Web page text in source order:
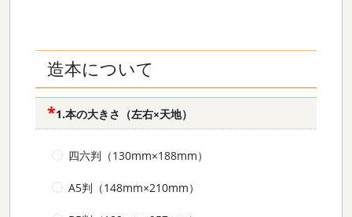
造本について
1.本の大きさ（左右×天地）
四六判（130mm×188mm）
A5判（148mm×210mm）